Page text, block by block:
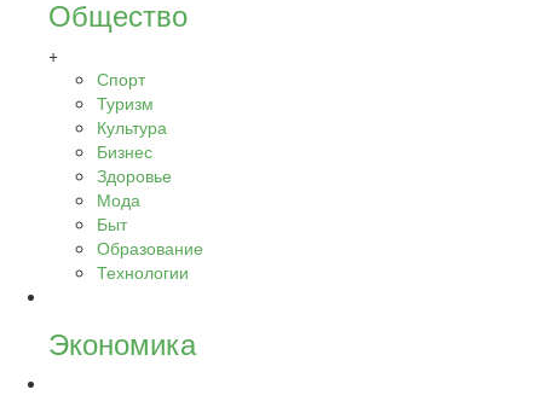
Общество
+
Спорт
Туризм
Культура
Бизнес
Здоровье
Мода
Быт
Образование
Технологии
Экономика